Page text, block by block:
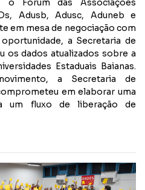
o Fórum das Associações
Adusb, Adusc, Aduneb e
em mesa de negociação com
a Secretaria de
os dados atualizados sobre a
Estaduais Baianas.
a Secretaria de
em elaborar uma
um fluxo de liberação de